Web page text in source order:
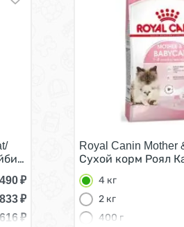
для Котят в возрасте от 1
₽
₽
616 ₽
Royal Canin Mother
Сухой корм Роял
4 кг
2 кг
400 г